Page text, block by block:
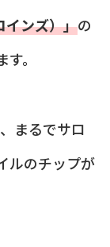
インズ）」の
。
まるでサロ
ルのチップが